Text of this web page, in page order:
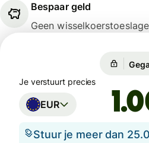
Bespaar geld
Geen
Je verstuurt precies
EUR
Stuur je meer dan